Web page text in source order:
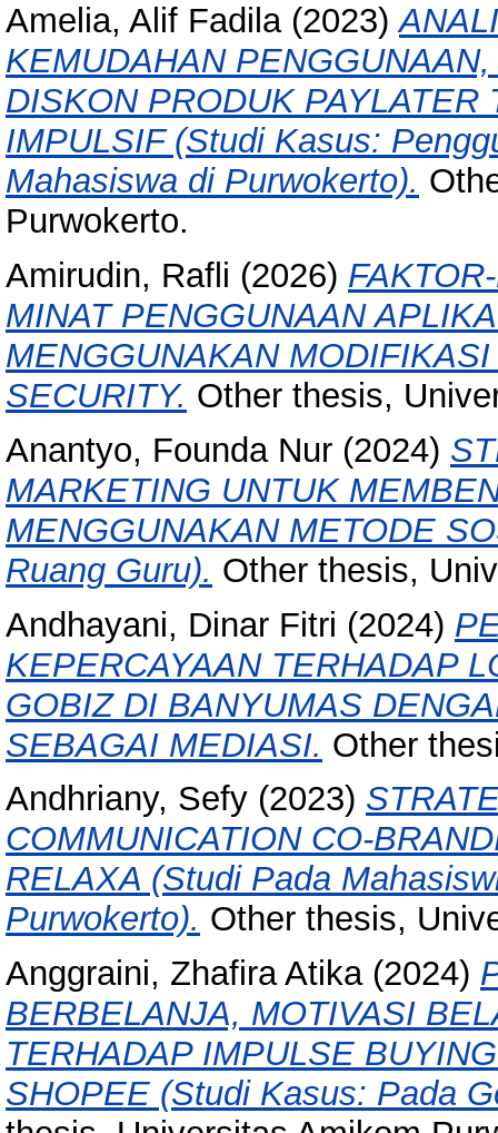
Amelia, Alif Fadila(2023)
KEMUDAHAN
DISKON PRODUK
IMPULSIF (Studi Kasus:
Mahasiswa di Purwokerto).
Purwokerto.
Amirudin, Rafli (2026)
MINAT PENGGUNAAN
MENGGUNAKAN
SECURITY. Other thesis,
Anantyo, Founda Nur (2024)
MARKETING UNTUK
MENGGUNAKAN METODE
Ruang Guru). Other thesis,
Andhayani, Dinar Fitri (2024)
KEPERCAYAAN TERHADAP
GOBIZ DI BANYUMAS
SEBAGAI MEDIASI. Other
Andhriany, Sefy (2023)
COMMUNICATION CO-
RELAXA (Studi Pada
Purwokerto). Other thesis,
Anggraini, Zhafira Atika(2024)
BERBELANJA, MOTIVASI
TERHADAP IMPULSE
SHOPEE (Studi Kasus: Pada